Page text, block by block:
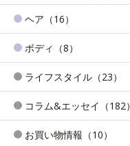
ヘア（16）
ボディ（8）
ライフスタイル（23）
コラム&エッセイ（182）
お買い物情報（10）